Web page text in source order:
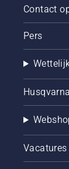
Contact
Pers